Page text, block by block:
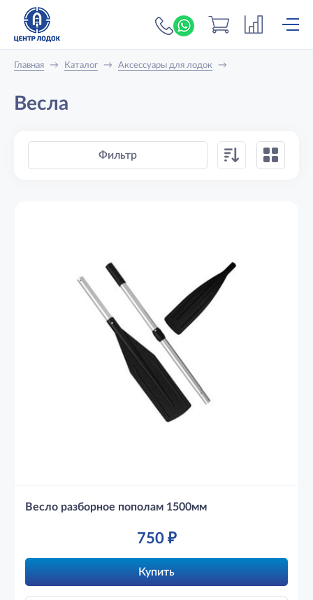
+7 (919) 698-56-
Главная → Каталог → Аксессуары для лодок →
Весла
Фильтр
Весло разборное пополам 1500мм
750₽
Купить